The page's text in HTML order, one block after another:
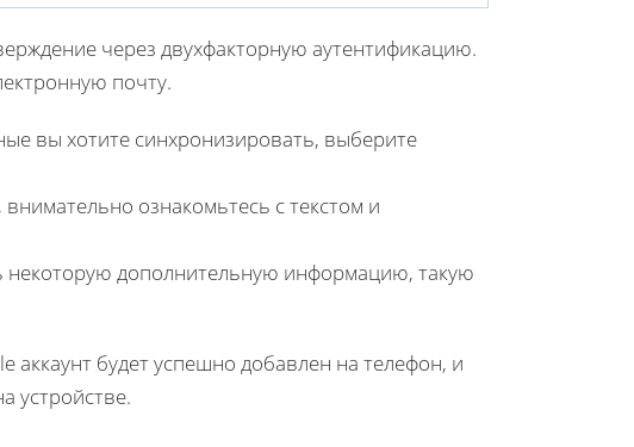
через двухфакторную аутентификацию.
почту.
вы хотите синхронизировать, выберите
ознакомьтесь с текстом и
некоторую дополнительную информацию, такую
будет успешно добавлен на телефон, и
устройстве.